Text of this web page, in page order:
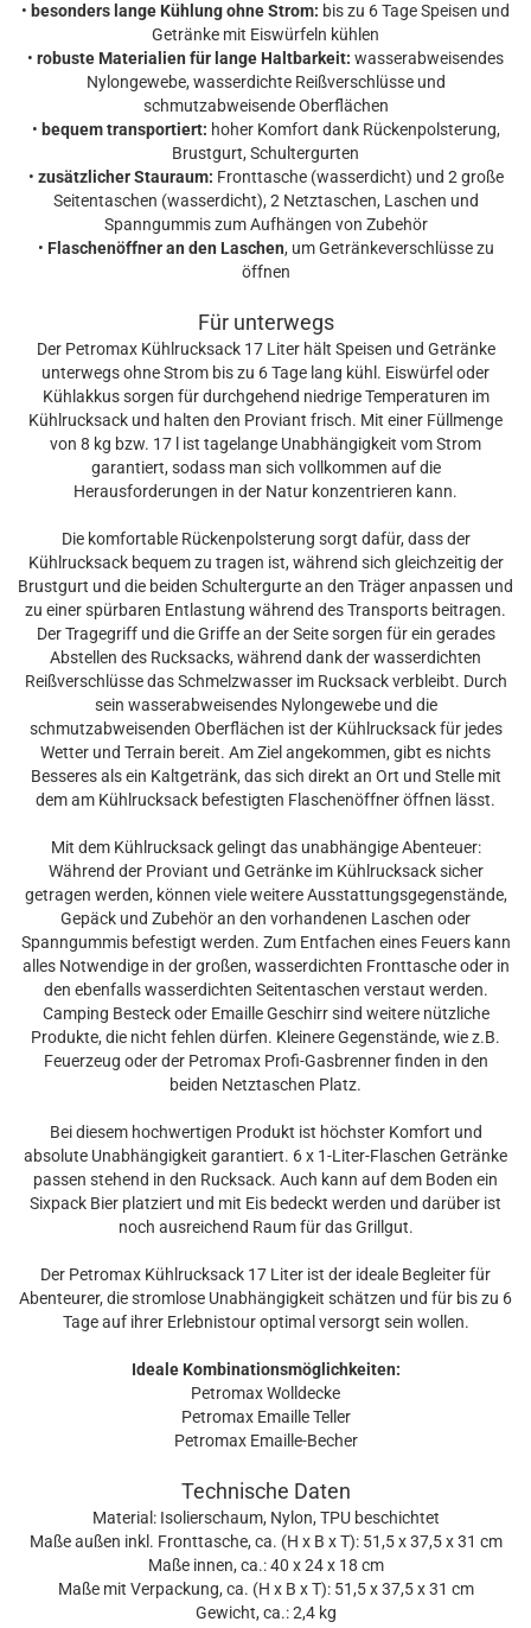
• besonders lange Kühlung ohne Strom: bis zu 6 Tage Speisen und
Getränke mit Eiswürfeln kühlen
• robuste Materialien für lange Haltbarkeit: wasserabweisendes
Nylongewebe, wasserdichte Reißverschlüsse und
schmutzabweisende Oberflächen
• bequem transportiert: hoher Komfort dank Rückenpolsterung,
Brustgurt, Schultergurten
• zusätzlicher Stauraum: Fronttasche (wasserdicht) und 2 große
Seitentaschen (wasserdicht), 2 Netztaschen, Laschen und
Spanngummis zum Aufhängen von Zubehör
• Flaschenöffner an den Laschen, um Getränkeverschlüsse zu
öffnen
Für unterwegs
Der Petromax Kühlrucksack 17 Liter hält Speisen und Getränke
unterwegs ohne Strom bis zu 6 Tage lang kühl. Eiswürfel oder
Kühlakkus sorgen für durchgehend niedrige Temperaturen im
Kühlrucksack und halten den Proviant frisch. Mit einer Füllmenge
von 8 kg bzw. 17 l ist tagelange Unabhängigkeit vom Strom
garantiert, sodass man sich vollkommen auf die
Herausforderungen in der Natur konzentrieren kann.
Die komfortable Rückenpolsterung sorgt dafür, dass der
Kühlrucksack bequem zu tragen ist, während sich gleichzeitig der
Brustgurt und die beiden Schultergurte an den Träger anpassen und
zu einer spürbaren Entlastung während des Transports beitragen.
Der Tragegriff und die Griffe an der Seite sorgen für ein gerades
Abstellen des Rucksacks, während dank der wasserdichten
Reißverschlüsse das Schmelzwasser im Rucksack verbleibt. Durch
sein wasserabweisendes Nylongewebe und die
schmutzabweisenden Oberflächen ist der Kühlrucksack für jedes
Wetter und Terrain bereit. Am Ziel angekommen, gibt es nichts
Besseres als ein Kaltgetränk, das sich direkt an Ort und Stelle mit
dem am Kühlrucksack befestigten Flaschenöffner öffnen lässt.
Mit dem Kühlrucksack gelingt das unabhängige Abenteuer:
Während der Proviant und Getränke im Kühlrucksack sicher
getragen werden, können viele weitere Ausstattungsgegenstände,
Gepäck und Zubehör an den vorhandenen Laschen oder
Spanngummis befestigt werden. Zum Entfachen eines Feuers kann
alles Notwendige in der großen, wasserdichten Fronttasche oder in
den ebenfalls wasserdichten Seitentaschen verstaut werden.
Camping Besteck oder Emaille Geschirr sind weitere nützliche
Produkte, die nicht fehlen dürfen. Kleinere Gegenstände, wie z.B.
Feuerzeug oder der Petromax Profi-Gasbrenner finden in den
beiden Netztaschen Platz.
Bei diesem hochwertigen Produkt ist höchster Komfort und
absolute Unabhängigkeit garantiert. 6 x 1-Liter-Flaschen Getränke
passen stehend in den Rucksack. Auch kann auf dem Boden ein
Sixpack Bier platziert und mit Eis bedeckt werden und darüber ist
noch ausreichend Raum für das Grillgut.
Der Petromax Kühlrucksack 17 Liter ist der ideale Begleiter für
Abenteurer, die stromlose Unabhängigkeit schätzen und für bis zu 6
Tage auf ihrer Erlebnistour optimal versorgt sein wollen.
Ideale Kombinationsmöglichkeiten:
Petromax Wolldecke
Petromax Emaille Teller
Petromax Emaille-Becher
Technische Daten
Material: Isolierschaum, Nylon, TPU beschichtet
Maße außen inkl. Fronttasche, ca. (H x B x T): 51,5 x 37,5 x 31 cm
Maße innen, ca.: 40 x 24 x 18 cm
Maße mit Verpackung, ca. (H x B x T): 51,5 x 37,5 x 31 cm
Gewicht, ca.: 2,4 kg